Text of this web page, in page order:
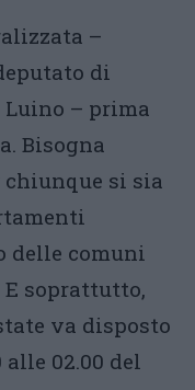
–
di
– prima
Bisogna
si sia
comuni
soprattutto,
va disposto
02.00 del